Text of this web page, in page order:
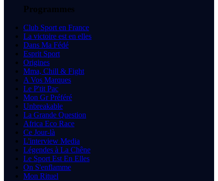
Programmes
Club Sport en France
La victoire est en elles
Dans Ma Fédé
Esprit Sport
Origines
Mma, Chill & Fight
A Vos Marques
Le P'tit Pac
Mon Gr Préféré
Unbreakable
La Grande Question
Africa Eco Race
Ce Jour-là
L'interview Media
Légendes à La Chêne
Le Sport Est En Elles
On S'enflamme
Mon Rituel